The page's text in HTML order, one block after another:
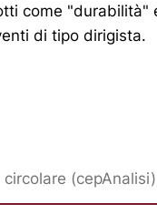
come "durabilità"
di tipo dirigista.